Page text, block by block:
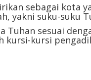
sebagai kota
yakni suku-suku
Tuhan sesuai
kursi-kursi